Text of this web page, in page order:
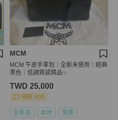
MCM
MCM 牛皮手拿包｜全新未使用｜經典
黑色｜低調質感精品✨
TWD 25,000
現折 800
全新品 本地 免運